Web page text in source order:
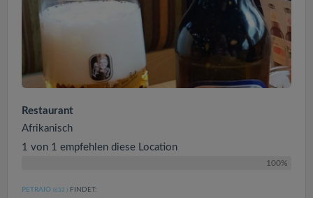
Restaurant
Afrikanisch
1 von 1 empfehlen diese Location
100%
PETRAIO (632 ) FINDET: